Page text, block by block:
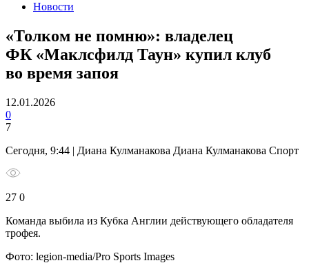
Новости
«Толком не помню»: владелец
ФК «Маклсфилд Таун» купил клуб
во время запоя
12.01.2026
0
7
Сегодня, 9:44 | Диана Кулманакова Диана Кулманакова Спорт
27 0
Команда выбила из Кубка Англии действующего обладателя
трофея.
Фото: legion-media/Pro Sports Images